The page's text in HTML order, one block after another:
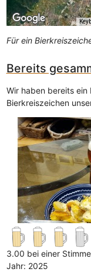
Für ein
Bereits
Wir haben bereits ein
Bierkreiszeichen
3.00 bei einer
Jahr: 2025